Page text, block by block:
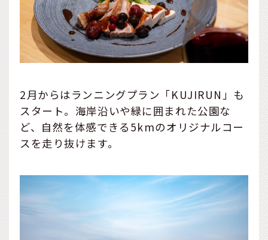
2月からはランニングプラン「KUJIRUN」も
スタート。海岸沿いや緑に囲まれた公園な
ど、自然を体感できる5kmのオリジナルコー
スを走り抜けます。